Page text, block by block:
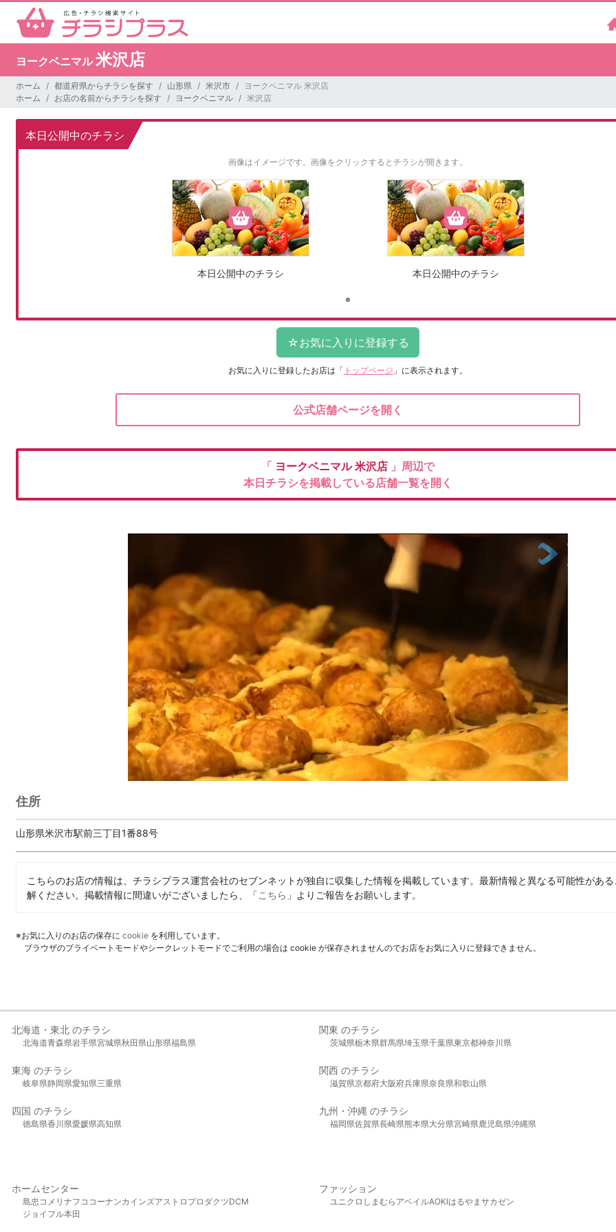
ヨークベニマル米沢店
ホーム 都道府県からチラシを探す 山形県 米沢市
ヨークベニマル 米沢店
ホーム
お店の名前からチラシを探す ヨークベニマル 米沢店
本日公開中のチラシ
画像はイメージです。 画像をクリックするとチラシが開きます。
本日公開中のチラシ 本日公開中のチラシ
お気に入りに登録したお店は 「 トップページ 」に表示されます。
公式店舗ページを開く
「 ヨークベニマル米沢店 」周辺で
本日チラシを掲載している店舗一覧を開く
住所
山形県米沢市駅前三丁目1番88号
こちらのお店の情報は、チラシプラス運営会社のセブンネットが独自に収集した情報を掲載しています。最新情報と異なる可能性があ
解ください。掲載情報に間違いがございましたら、「こちら 」よりご報告をお願いします。
※お気に入りのお店の保存に cookie を利用しています。
ブラウザのプライベートモードやシークレットモードでご利用の場合は cookie が保存されませんのでお店をお気に入りに登録できません。
北海道・東北 のチラシ
北海道青森県岩手県宮城県秋田県山形県福島県
関東 のチラシ
茨城県栃木県群馬県埼玉県千葉県東京都神奈川県
東海 のチラシ
岐阜県静岡県愛知県三重県
関西 のチラシ
滋賀県京都府大阪府兵庫県奈良県和歌山県
四国 のチラシ
徳島県香川県愛媛県高知県
九州・沖縄 のチラシ
福岡県佐賀県長崎県熊本県大分県宮崎県鹿児島県沖縄県
ホームセンター
島忠 コメリ ナフコ コーナンカインズアストロプロダクツDCM
ジョイフル本田
ファッション
ユニクロ しまむら アベイルAOKIはるやま サカゼン